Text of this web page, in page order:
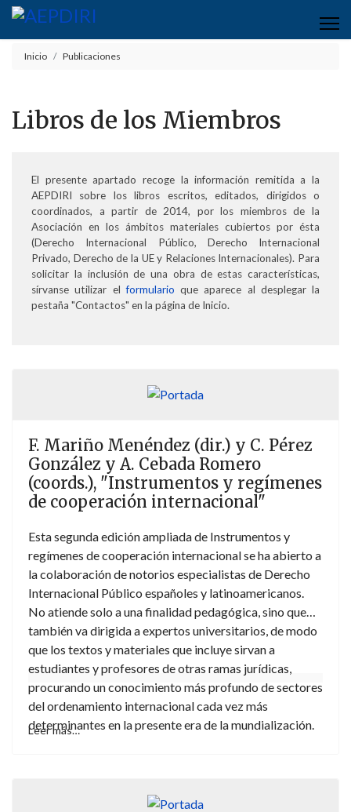
Inicio Publicaciones
Libros de los Miembros
El presente apartado recoge la información remitida a la
AEPDIRI sobre los libros escritos, editados, dirigidos o
coordinados, a partir de 2014, por los miembros de la
Asociación en los ámbitos materiales cubiertos por ésta
(Derecho Internacional Público, Derecho Internacional
Privado, Derecho de la UE y Relaciones Internacionales). Para
solicitar la inclusión de una obra de estas características,
sírvanse utilizar elformulario que aparece al desplegar la
pestaña "Contactos" en la página de Inicio.
F. Mariño Menéndez (dir.) y C. Pérez
González y A. Cebada Romero
(coords.), "Instrumentos y regímenes
de cooperación internacional"
Esta segunda edición ampliada de Instrumentos y
regímenes de cooperación internacional se ha abierto a
la colaboración de notorios especialistas de Derecho
Internacional Público españoles y latinoamericanos.
No atiende solo a una finalidad pedagógica, sino que
también va dirigida a expertos universitarios, de modo
que los textos y materiales que incluye sirvan a
estudiantes y profesores de otras ramas jurídicas,
procurando un conocimiento más profundo de sectores
del ordenamiento internacional cada vez más
determinantes en la presente era de la mundialización.
Leer más…